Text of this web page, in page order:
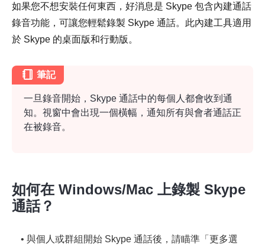
步驟4。
如果您不想安裝任何東西，好消息是 Skype 包含內建通話
錄音功能，可讓您輕鬆錄製 Skype 通話。此內建工具適用
於 Skype 的桌面版和行動版。
筆記
一旦錄音開始，Skype 通話中的每個人都會收到通
知。視窗中會出現一個橫幅，通知所有與會者通話正
在被錄音。
如何在 Windows/Mac 上錄製 Skype
通話？
• 與個人或群組開始 Skype 通話後，請瞄準「更多選